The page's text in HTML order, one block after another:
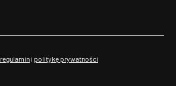
regulamin i politykę prywatności